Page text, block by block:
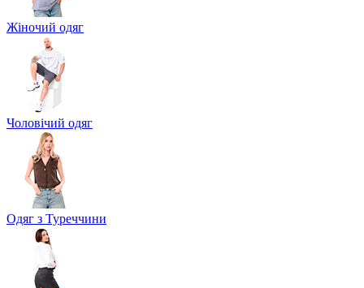
Жіночий одяг
Чоловічий одяг
Одяг з Туреччини